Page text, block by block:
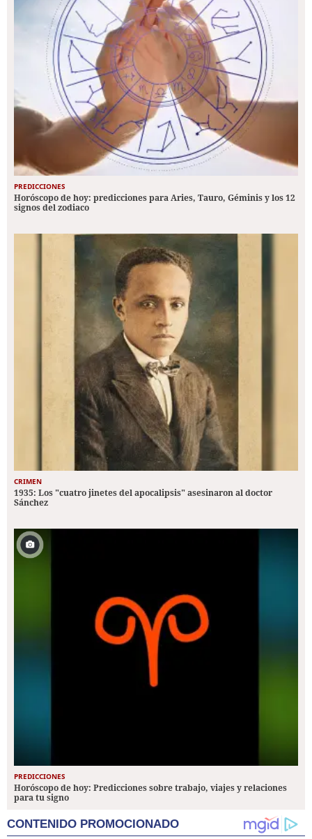
PREDICCIONES
Horóscopo de hoy: predicciones para Aries, Tauro, Géminis y los 12
signos del zodiaco
CRIMEN
1935: Los "cuatro jinetes del apocalipsis" asesinaron al doctor
Sánchez
PREDICCIONES
Horóscopo de hoy: Predicciones sobre trabajo, viajes y relaciones
para tu signo
CONTENIDO PROMOCIONADO